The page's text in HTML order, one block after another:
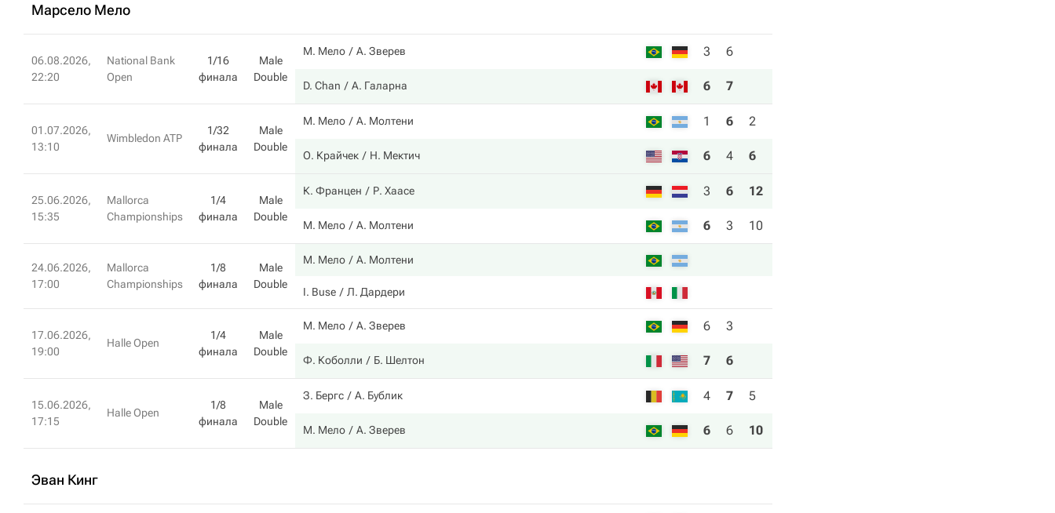
Марсело Мело
06.08.2026,
22:20
National Bank
Open
1/16
финала
Male
Double
М. Мело А. Зверев 3 6
D. Chan А. Галарна 6 7
01.07.2026,
13:10
Wimbledon ATP
1/32
финала
Male
Double
М. Мело А. Молтени 1 6 2
О. Крайчек Н. Мектич 6 4 6
25.06.2026,
15:35
Mallorca
Championships
1/4
финала
Male
Double
К. Францен Р. Хаасе 3 6 12
М. Мело А. Молтени 6 3 10
24.06.2026,
17:00
Mallorca
Championships
1/8
финала
Male
Double
М. Мело А. Молтени
I. Buse Л. Дардери
17.06.2026,
19:00
Halle Open
1/4
финала
Male
Double
М. Мело А. Зверев 6 3
Ф. Коболли Б. Шелтон 7 6
15.06.2026,
17:15
Halle Open
1/8
финала
Male
Double
З. Бергс А. Бублик 4 7 5
М. Мело А. Зверев 6 6 10
Эван Кинг